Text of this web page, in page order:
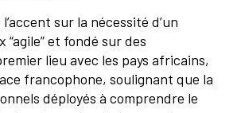
sur la nécessité d’un
“agile” et fondé sur des
lieu avec les pays africains,
francophone, soulignant que la
déployés à comprendre le